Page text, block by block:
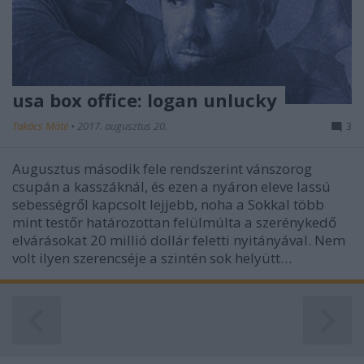
usa box office: logan unlucky
Takács Máté • 2017. augusztus 20. 3
Augusztus második fele rendszerint vánszorog
csupán a kasszáknál, és ezen a nyáron eleve lassú
sebességről kapcsolt lejjebb, noha a Sokkal több
mint testőr határozottan felülmúlta a szerénykedő
elvárásokat 20 millió dollár feletti nyitányával. Nem
volt ilyen szerencséje a szintén sok helyütt…